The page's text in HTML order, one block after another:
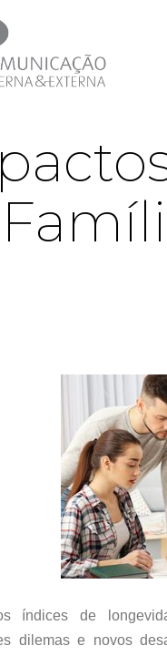
índices de
dilemas e novos